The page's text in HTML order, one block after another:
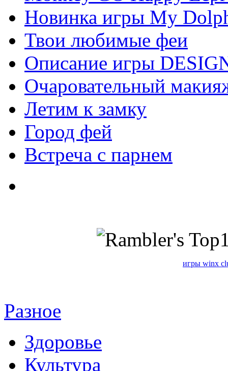
Новинка игры My
Твои любимые феи
Описание игры
Очаровательный
Летим к замку
Город фей
Встреча с парнем
игры winx
Разное
Здоровье
Культура